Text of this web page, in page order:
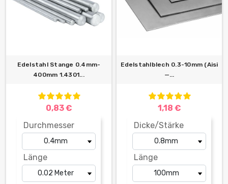
Edelstahl Stange 0.4mm-
400mm 1.4301...
0,83 €
Durchmesser
Länge
Edelstahlblech 0.3-10mm (Aisi
—...
1,18 €
Dicke/Stärke
Länge